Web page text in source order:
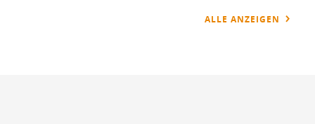
ALLE ANZEIGEN